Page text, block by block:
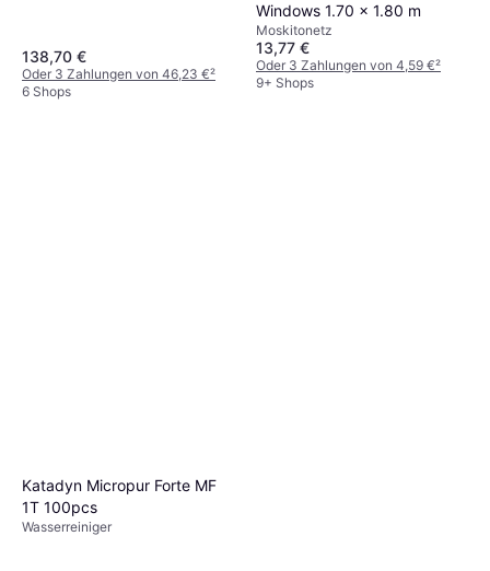
138,70 €
Oder 3 Zahlungen von 46,23 €²
6 Shops
Windows 1.70 x 1.80 m
Moskitonetz
13,77 €
Oder 3 Zahlungen von 4,59 €²
9+ Shops
Katadyn Micropur Forte MF
1T 100pcs
Wasserreiniger